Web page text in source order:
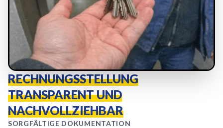
RECHNUNGSSTELLUNG
TRANSPARENT UND
NACHVOLLZIEHBAR
SORGFÄLTIGE DOKUMENTATION